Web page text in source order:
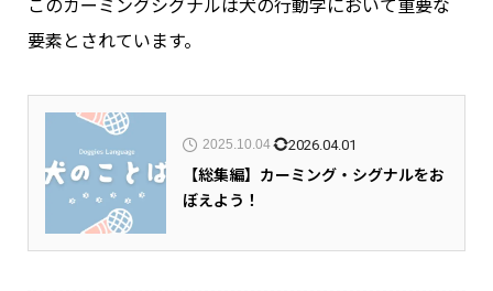
このカーミングシグナルは犬の行動学において重要な
要素とされています。
2025.10.04 2026.04.01
【総集編】カーミング・シグナルをお
ぼえよう！